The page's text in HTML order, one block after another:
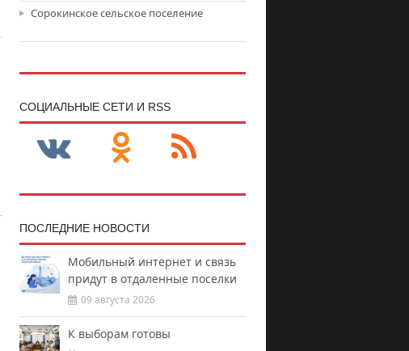
Сорокинское сельское поселение
CОЦИАЛЬНЫЕ СЕТИ И RSS
ПОСЛЕДНИЕ НОВОСТИ
Мобильный интернет и связь
придут в отдаленные поселки
09 августа 2026
К выборам готовы